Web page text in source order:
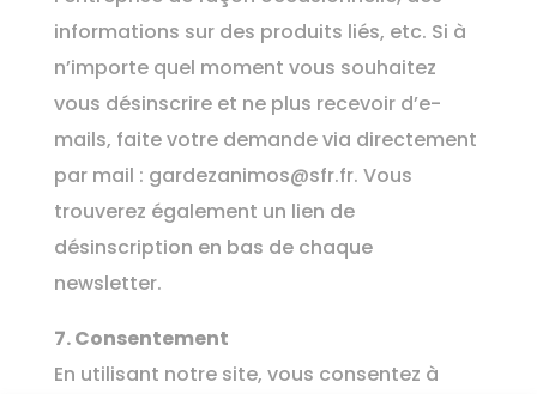
informations sur des produits liés, etc. Si à
n’importe quel moment vous souhaitez
vous désinscrire et ne plus recevoir d’e-
mails, faite votre demande via directement
par mail : gardezanimos@sfr.fr. Vous
trouverez également un lien de
désinscription en bas de chaque
newsletter.
7. Consentement
En utilisant notre site, vous consentez à